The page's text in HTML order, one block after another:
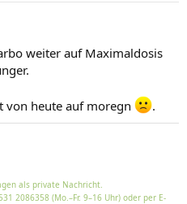
weiter auf Maximaldosis
von heute auf moregn .
als private Nachricht.
2086358 (Mo.–Fr. 9–16 Uhr) oder per E-